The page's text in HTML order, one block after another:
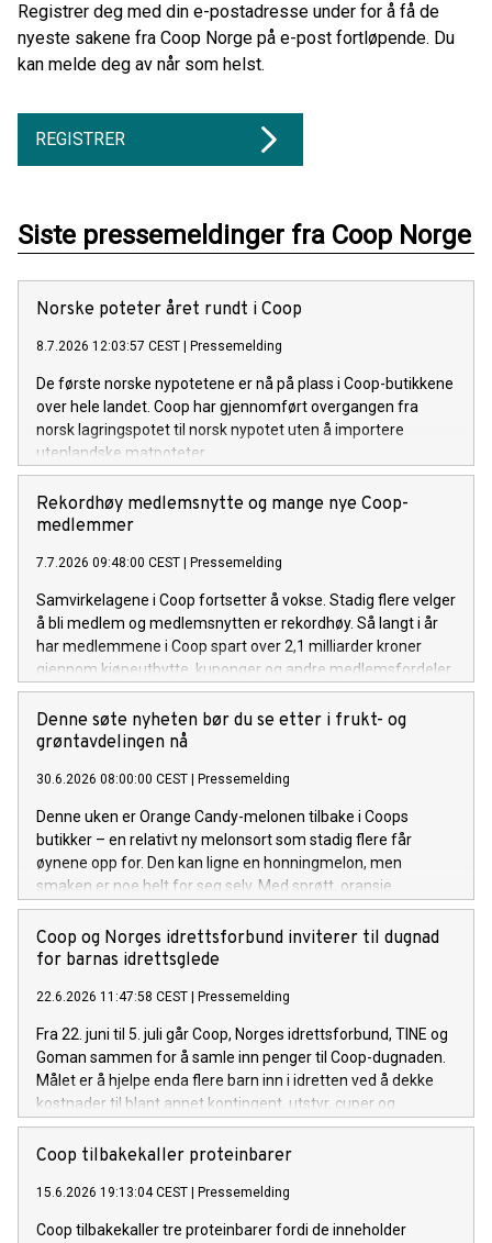
Registrer deg med din e-postadresse under for å få de
nyeste sakene fra Coop Norge på e-post fortløpende. Du
kan melde deg av når som helst.
REGISTRER
Siste pressemeldinger fra Coop Norge
Norske poteter året rundt i Coop
8.7.2026 12:03:57 CEST Pressemelding
De første norske nypotetene er nå på plass i Coop-butikkene
over hele landet. Coop har gjennomført overgangen fra
norsk lagringspotet til norsk nypotet uten å importere
utenlandske matpoteter.
Rekordhøy medlemsnytte og mange nye Coop-
medlemmer
7.7.2026 09:48:00 CEST Pressemelding
Samvirkelagene i Coop fortsetter å vokse. Stadig flere velger
å bli medlem og medlemsnytten er rekordhøy. Så langt i år
har medlemmene i Coop spart over 2,1 milliarder kroner
gjennom kjøpeutbytte, kuponger og andre medlemsfordeler.
Denne søte nyheten bør du se etter i frukt- og
grøntavdelingen nå
30.6.2026 08:00:00 CEST Pressemelding
Denne uken er Orange Candy-melonen tilbake i Coops
butikker – en relativt ny melonsort som stadig flere får
øynene opp for. Den kan ligne en honningmelon, men
smaken er noe helt for seg selv. Med sprøtt, oransje
fruktkjøtt og en frisk, naturlig sødme, kan den fort bli en
sommerfavoritt for flere.
Coop og Norges idrettsforbund inviterer til dugnad
for barnas idrettsglede
22.6.2026 11:47:58 CEST Pressemelding
Fra 22. juni til 5. juli går Coop, Norges idrettsforbund, TINE og
Goman sammen for å samle inn penger til Coop-dugnaden.
Målet er å hjelpe enda flere barn inn i idretten ved å dekke
kostnader til blant annet kontingent, utstyr, cuper og
konkurranser.
Coop tilbakekaller proteinbarer
15.6.2026 19:13:04 CEST Pressemelding
Coop tilbakekaller tre proteinbarer fordi de inneholder